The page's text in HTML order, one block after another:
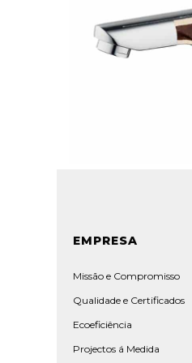
EMPRESA
Missão e Compromisso
Qualidade e Certificados
Ecoeficiência
Projectos á Medida